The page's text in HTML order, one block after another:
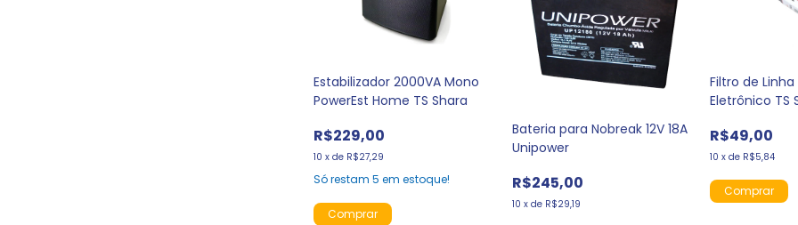
Estabilizador 2000VA Mono
PowerEst Home TS Shara
R$229,00
10 xde R$27,29
Só restam5 em estoque!
Bateria para Nobreak 12V 18A
Unipower
R$245,00
10 x de R$29,19
Filtro de
Eletrônico TS
R$49,00
10 xde R$5,84